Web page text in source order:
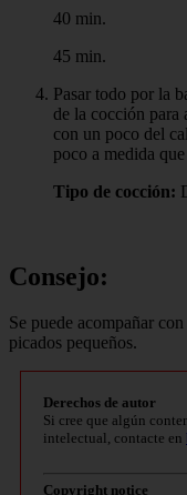
40 min.
45 min.
Pasar todo por la
de la cocción para
con un poco del
poco a medida
Tipo de cocción:
Consejo:
Se puede acompañar
picados pequeños.
Derechos de autor
Si cree que algún
intelectual, contacte en
Copyright notice